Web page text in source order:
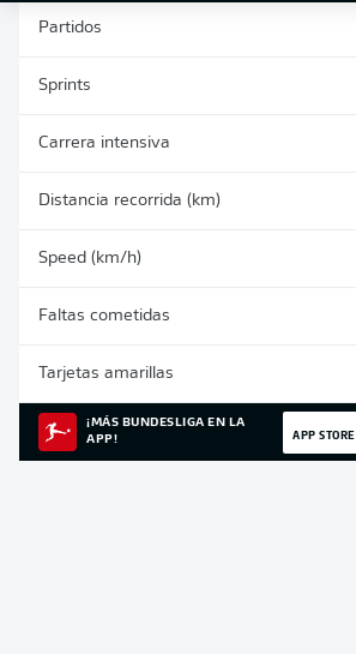
Partidos
Sprints
Carrera intensiva
Distancia recorrida (km)
Speed (km/h)
Faltas cometidas
Tarjetas amarillas
¡MÁS BUNDESLIGA EN LA
APP!
APP STORE